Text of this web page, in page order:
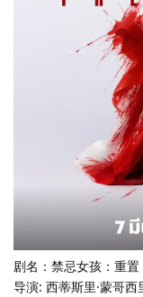
剧名：禁忌女孩：重
导演: 西蒂斯里·蒙哥